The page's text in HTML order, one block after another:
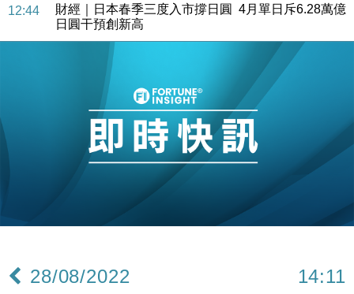
12:44
財經｜日本春季三度入市撐日圓 4月單日斥6.28萬億
日圓干預創新高
國際｜特朗普料美伊戰事快結束 承認部分彈藥庫存緊
財經｜SA售股自救後再出手 斥4億美元押注未上市公
財經｜精星香港夥菜鳥拓全球智慧倉儲市場 加快海外
市場落地
14:50
地產｜大酒店中期轉賺2300萬元 斥21億翻新香港及
國際｜特朗普赴洛杉磯高球場活動前 男子攜槍彈被捕
11:40
財經｜黑石傳再籌逾360億美元 支援Anthropic租用
28/08/2022 14:11